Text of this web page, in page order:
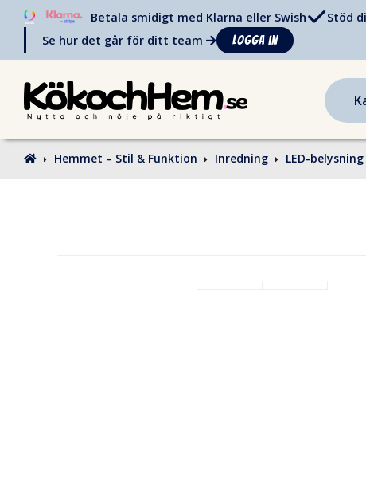
Betala smidigt med Klarna eller Swish Stöd
Se hur det går för ditt team
Logga in
Hemmet – Stil & Funktion Inredning LED-belysning